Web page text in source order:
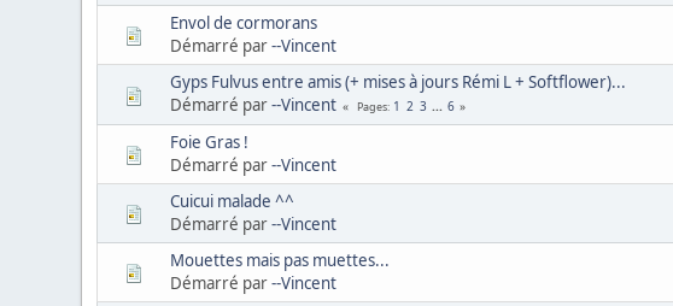
Envol de cormorans
Démarré par--Vincent
Gyps Fulvus entre amis (+ mises à jours Rémi L + Softflower)...
Démarré par--Vincent Pages 1 2 3 ... 6
Foie Gras !
Démarré par--Vincent
Cuicui malade ^^
Démarré par--Vincent
Mouettes mais pas muettes...
Démarré par--Vincent